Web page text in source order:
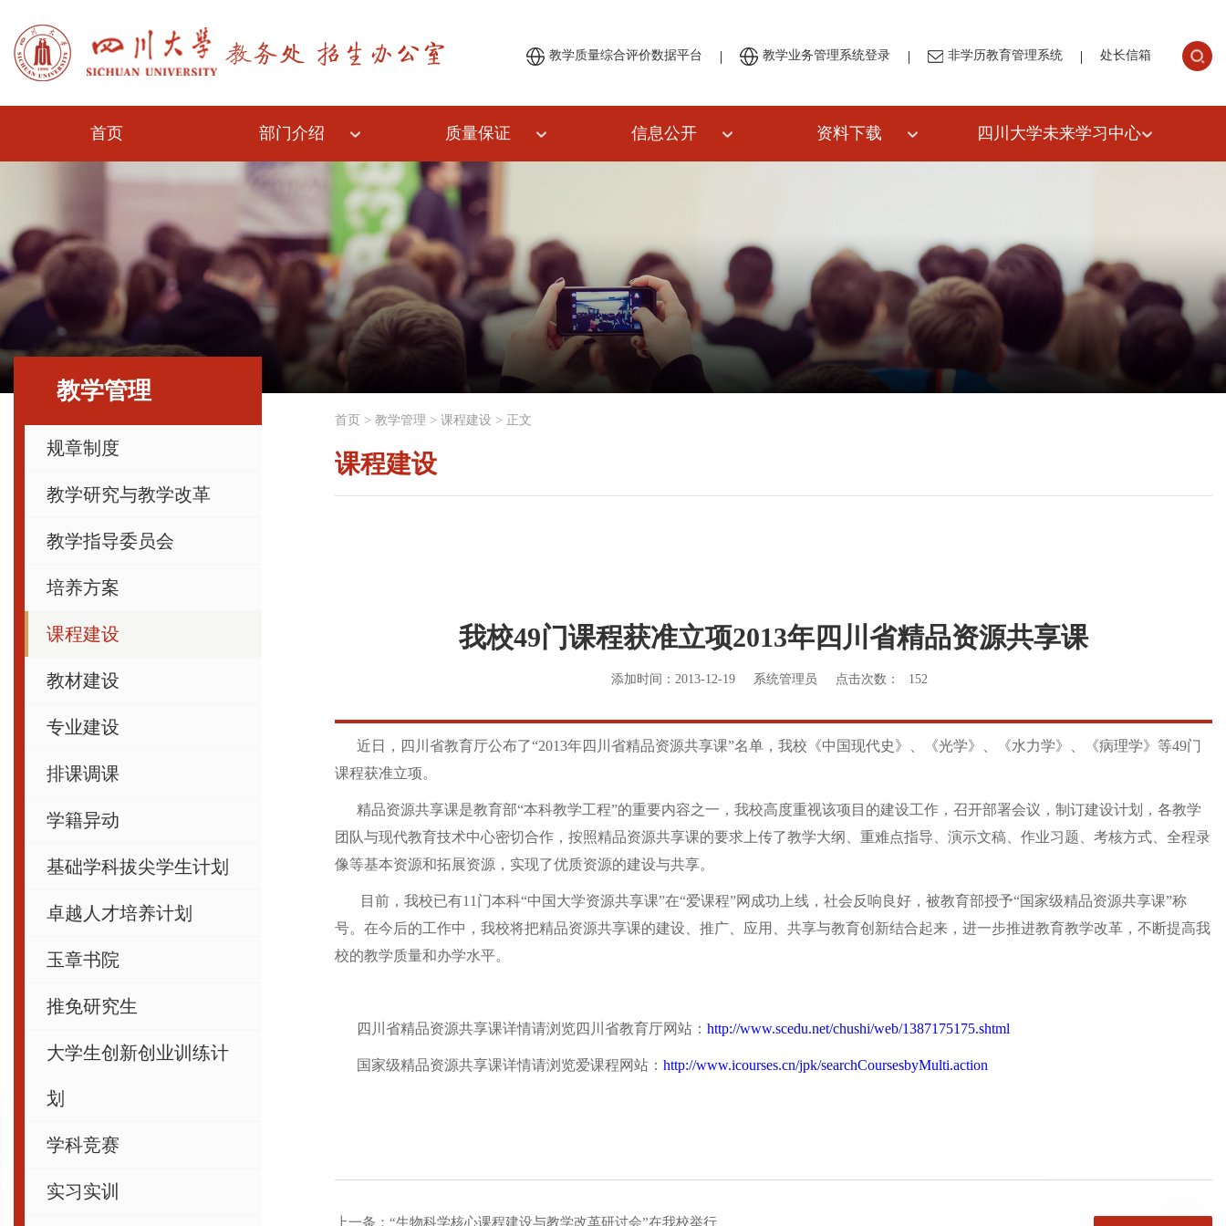
教学质量综合评价数据平台 | 教学业务管理系统登录 | 非学历教育管理系统 | 处长信箱
首页 部门介绍 质量保证 信息公开 资料下载 四川大学未来学习中心
教学管理
规章制度
教学研究与教学改革
教学指导委员会
培养方案
课程建设
教材建设
专业建设
排课调课
学籍异动
基础学科拔尖学生计划
卓越人才培养计划
玉章书院
推免研究生
大学生创新创业训练计
划
学科竞赛
实习实训
首页 > 教学管理 > 课程建设 > 正文
课程建设
我校49门课程获准立项2013年四川省精品资源共享课
添加时间：2013-12-19 系统管理员 点击次数： 152
近日，四川省教育厅公布了“2013年四川省精品资源共享课”名单，我校《中国现代史》、《光学》、《水力学》、《病理学》等49门
课程获准立项。
精品资源共享课是教育部“本科教学工程”的重要内容之一，我校高度重视该项目的建设工作，召开部署会议，制订建设计划，各教学
团队与现代教育技术中心密切合作，按照精品资源共享课的要求上传了教学大纲、重难点指导、演示文稿、作业习题、考核方式、全程录
像等基本资源和拓展资源，实现了优质资源的建设与共享。
目前，我校已有11门本科“中国大学资源共享课”在“爱课程”网成功上线，社会反响良好，被教育部授予“国家级精品资源共享课”称
号。在今后的工作中，我校将把精品资源共享课的建设、推广、应用、共享与教育创新结合起来，进一步推进教育教学改革，不断提高我
校的教学质量和办学水平。
四川省精品资源共享课详情请浏览四川省教育厅网站： http://www.scedu.net/chushi/web/1387175175.shtml
国家级精品资源共享课详情请浏览爱课程网站： http://www.icourses.cn/jpk/searchCoursesbyMulti.action
上一条： “生物科学核心课程建设与教学改革研讨会”在我校举行